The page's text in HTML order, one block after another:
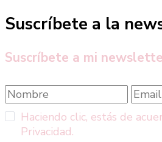
Suscríbete a la
Suscríbete a mi
Haciendo clic, estás de
Privacidad.